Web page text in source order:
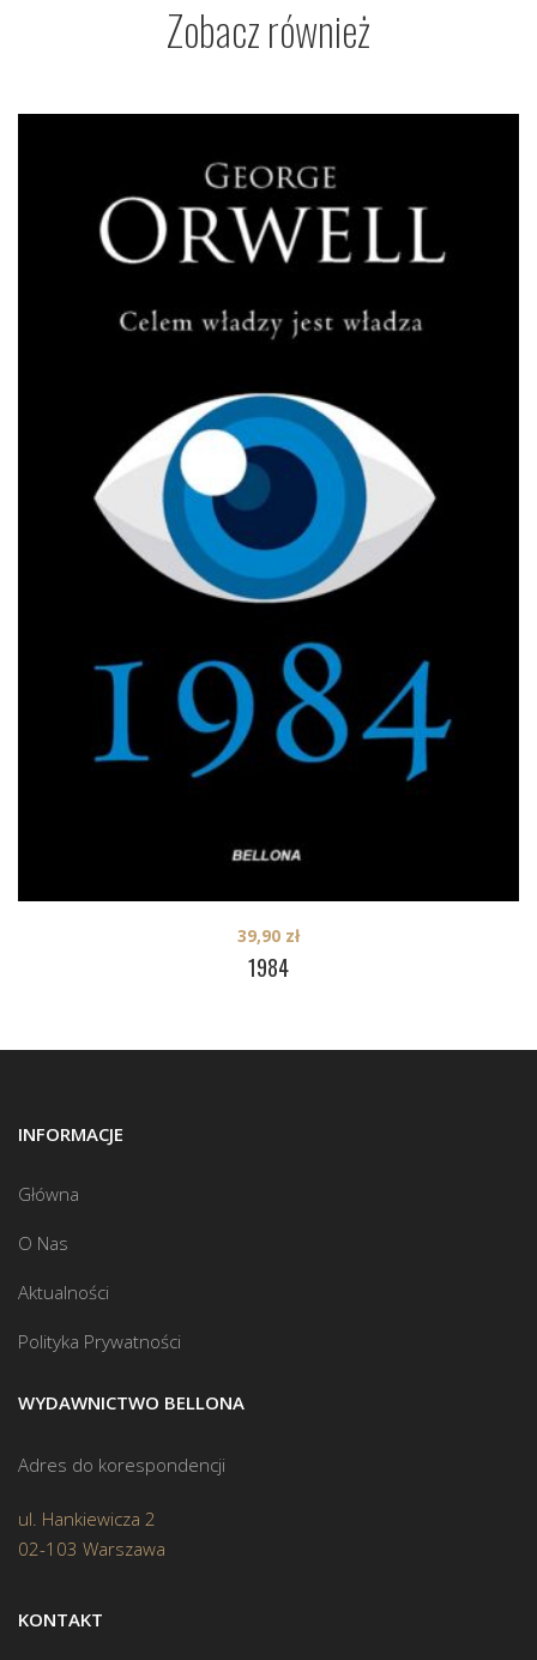
Zobacz również
1984
39,90 zł
INFORMACJE
Główna
O Nas
Aktualności
Polityka Prywatności
WYDAWNICTWO BELLONA
Adres do korespondencji
ul. Hankiewicza 2
02-103 Warszawa
KONTAKT